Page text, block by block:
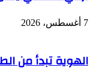
7 أغسطس، 2026
الهوية تبدأ من